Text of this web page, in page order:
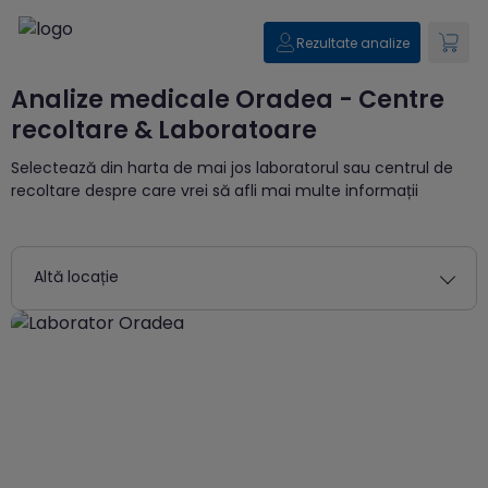
Rezultate analize
Analize medicale Oradea - Centre
recoltare & Laboratoare
Selectează din harta de mai jos laboratorul sau centrul de
recoltare despre care vrei să afli mai multe informații
Altă locație